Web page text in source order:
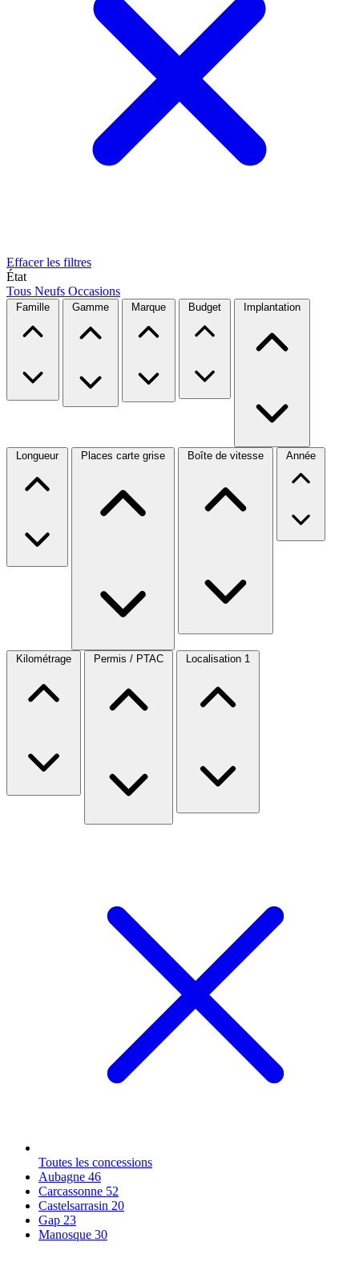
Effacer les filtres
État
Tous Neufs Occasions
Famille Gamme Marque Budget Implantation
Longueur Places carte grise Boîte de vitesse Année
Kilométrage Permis / PTAC Localisation 1
Toutes les concessions
Aubagne 46
Carcassonne 52
Castelsarrasin 20
Gap 23
Manosque 30